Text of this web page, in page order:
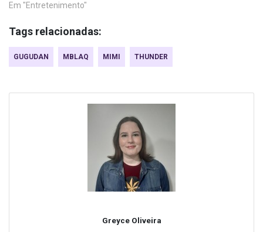
Em "Entretenimento"
Tags relacionadas:
GUGUDAN MBLAQ MIMI THUNDER
Greyce Oliveira